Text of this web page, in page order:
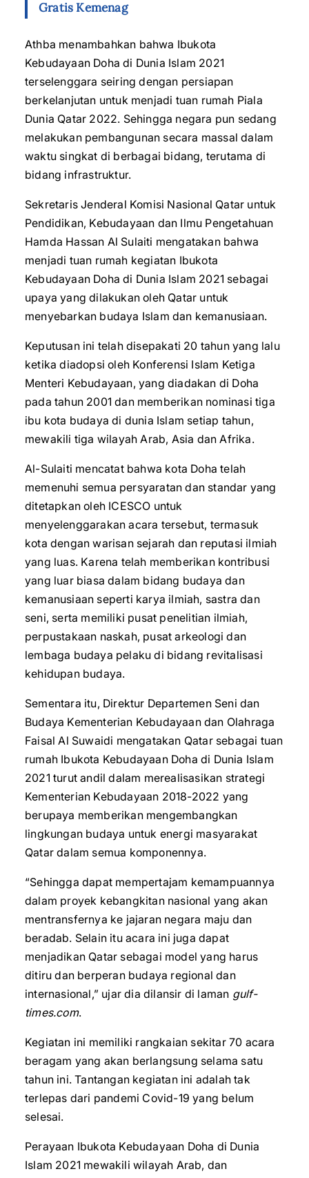
Gratis Kemenag
Athba menambahkan bahwa Ibukota
Kebudayaan Doha di Dunia Islam 2021
terselenggara seiring dengan persiapan
berkelanjutan untuk menjadi tuan rumah Piala
Dunia Qatar 2022. Sehingga negara pun sedang
melakukan pembangunan secara massal dalam
waktu singkat di berbagai bidang, terutama di
bidang infrastruktur.
Sekretaris Jenderal Komisi Nasional Qatar untuk
Pendidikan, Kebudayaan dan Ilmu Pengetahuan
Hamda Hassan Al Sulaiti mengatakan bahwa
menjadi tuan rumah kegiatan Ibukota
Kebudayaan Doha di Dunia Islam 2021 sebagai
upaya yang dilakukan oleh Qatar untuk
menyebarkan budaya Islam dan kemanusiaan.
Keputusan ini telah disepakati 20 tahun yang lalu
ketika diadopsi oleh Konferensi Islam Ketiga
Menteri Kebudayaan, yang diadakan di Doha
pada tahun 2001 dan memberikan nominasi tiga
ibu kota budaya di dunia Islam setiap tahun,
mewakili tiga wilayah Arab, Asia dan Afrika.
Al-Sulaiti mencatat bahwa kota Doha telah
memenuhi semua persyaratan dan standar yang
ditetapkan oleh ICESCO untuk
menyelenggarakan acara tersebut, termasuk
kota dengan warisan sejarah dan reputasi ilmiah
yang luas. Karena telah memberikan kontribusi
yang luar biasa dalam bidang budaya dan
kemanusiaan seperti karya ilmiah, sastra dan
seni, serta memiliki pusat penelitian ilmiah,
perpustakaan naskah, pusat arkeologi dan
lembaga budaya pelaku di bidang revitalisasi
kehidupan budaya.
Sementara itu, Direktur Departemen Seni dan
Budaya Kementerian Kebudayaan dan Olahraga
Faisal Al Suwaidi mengatakan Qatar sebagai tuan
rumah Ibukota Kebudayaan Doha di Dunia Islam
2021 turut andil dalam merealisasikan strategi
Kementerian Kebudayaan 2018-2022 yang
berupaya memberikan mengembangkan
lingkungan budaya untuk energi masyarakat
Qatar dalam semua komponennya.
“Sehingga dapat mempertajam kemampuannya
dalam proyek kebangkitan nasional yang akan
mentransfernya ke jajaran negara maju dan
beradab. Selain itu acara ini juga dapat
menjadikan Qatar sebagai model yang harus
ditiru dan berperan budaya regional dan
internasional,” ujar dia dilansir di laman gulf-
times.com.
Kegiatan ini memiliki rangkaian sekitar 70 acara
beragam yang akan berlangsung selama satu
tahun ini. Tantangan kegiatan ini adalah tak
terlepas dari pandemi Covid-19 yang belum
selesai.
Perayaan Ibukota Kebudayaan Doha di Dunia
Islam 2021 mewakili wilayah Arab, dan